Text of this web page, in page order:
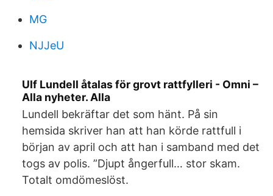
MG
NJJeU
Ulf Lundell åtalas för grovt rattfylleri - Omni –
Alla nyheter. Alla
Lundell bekräftar det som hänt. På sin
hemsida skriver han att han körde rattfull i
början av april och att han i samband med det
togs av polis. ”Djupt ångerfull… stor skam.
Totalt omdömeslöst.